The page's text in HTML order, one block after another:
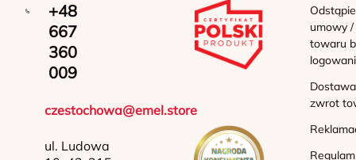
+48
667
360
009
czestochowa@emel.store
ul. Ludowa
umowy
towaru
zwrot